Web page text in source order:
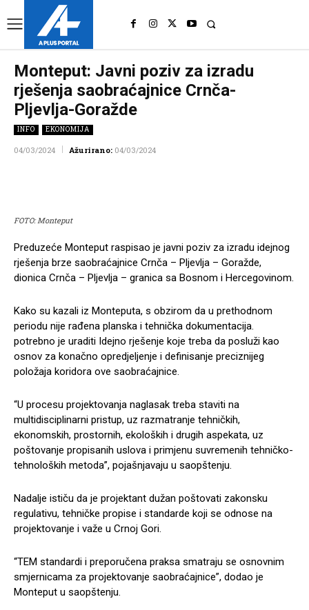
Monteput: Javni poziv za izradu
rješenja saobraćajnice Crnča-
Pljevlja-Goražde
INFO EKONOMIJA
04/03/2024 Ažurirano: 04/03/2024
FOTO: Monteput
Preduzeće Monteput raspisao je javni poziv za izradu idejnog
rješenja brze saobraćajnice Crnča – Pljevlja – Goražde,
dionica Crnča – Pljevlja – granica sa Bosnom i Hercegovinom.
Kako su kazali iz Monteputa, s obzirom da u prethodnom
periodu nije rađena planska i tehnička dokumentacija.
potrebno je uraditi Idejno rješenje koje treba da posluži kao
osnov za konačno opredjeljenje i definisanje preciznijeg
položaja koridora ove saobraćajnice.
“U procesu projektovanja naglasak treba staviti na
multidisciplinarni pristup, uz razmatranje tehničkih,
ekonomskih, prostornih, ekoloških i drugih aspekata, uz
poštovanje propisanih uslova i primjenu suvremenih tehničko-
tehnoloških metoda”, pojašnjavaju u saopštenju.
Nadalje ističu da je projektant dužan poštovati zakonsku
regulativu, tehničke propise i standarde koji se odnose na
projektovanje i važe u Crnoj Gori.
“TEM standardi i preporučena praksa smatraju se osnovnim
smjernicama za projektovanje saobraćajnice”, dodao je
Monteput u saopštenju.